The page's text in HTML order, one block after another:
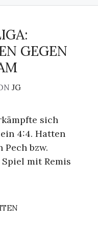
GEGEN
JG
sich
4:4. Hatten
bzw.
mit Remis